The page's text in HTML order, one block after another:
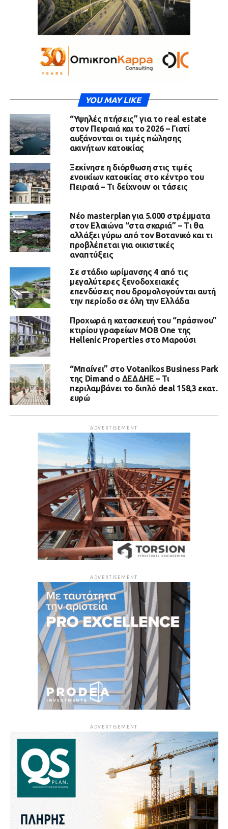
YOU MAY LIKE
“Υψηλές πτήσεις” για το real estate
στον Πειραιά και το 2026 – Γιατί
αυξάνονται οι τιμές πώλησης
ακινήτων κατοικίας
Ξεκίνησε η διόρθωση στις τιμές
ενοικίων κατοικίας στο κέντρο του
Πειραιά – Τι δείχνουν οι τάσεις
Νέο masterplan για 5.000 στρέμματα
στον Ελαιώνα “στα σκαριά” – Τι θα
αλλάξει γύρω από τον Βοτανικό και τι
προβλέπεται για οικιστικές
αναπτύξεις
Σε στάδιο ωρίμανσης 4 από τις
μεγαλύτερες ξενοδοχειακές
επενδύσεις που δρομολογούνται αυτή
την περίοδο σε όλη την Ελλάδα
Προχωρά η κατασκευή του “πράσινου”
κτιρίου γραφείων MOB One της
Hellenic Properties στο Μαρούσι
“Μπαίνει” στο Votanikos Business Park
της Dimand ο ΔΕΔΔΗΕ – Τι
περιλαμβάνει το διπλό deal 158,3 εκατ.
ευρώ
ADVERTISEMENT
ADVERTISEMENT
ADVERTISEMENT